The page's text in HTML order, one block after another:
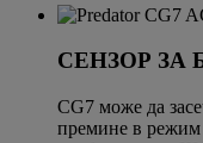
СЕНЗОР ЗА
CG7 може да
премине в режим